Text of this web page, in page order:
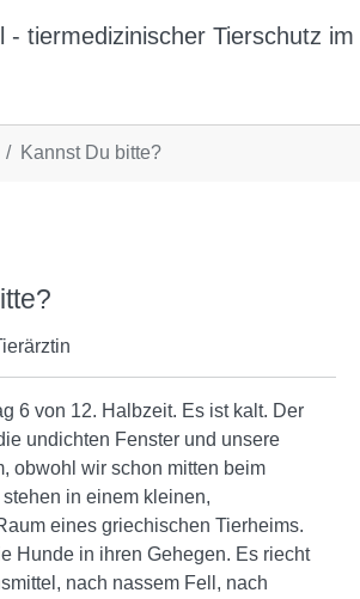
Kannst Du bitte?
6 von 12. Halbzeit. Es ist kalt. Der
undichten Fenster und unsere
obwohl wir schon mitten beim
in einem kleinen,
eines griechischen Tierheims.
Hunde in ihren Gehegen. Es riecht
nach nassem Fell, nach